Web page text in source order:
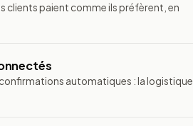
clients paient comme ils préfèrent, en
automatiques : la logistique